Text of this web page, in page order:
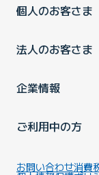
個人のお客さま
法人のお客さま
企業情報
ご利用中の方
お問い合わせ消費